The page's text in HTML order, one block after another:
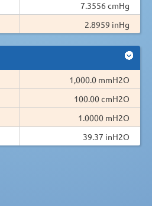
7.3556 cmHg
2.8959 inHg
1,000.0 mmH2O
100.00 cmH2O
1.0000 mH2O
39.37 inH2O